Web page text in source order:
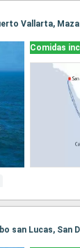
Vallarta,
Comidas
san Lucas, San